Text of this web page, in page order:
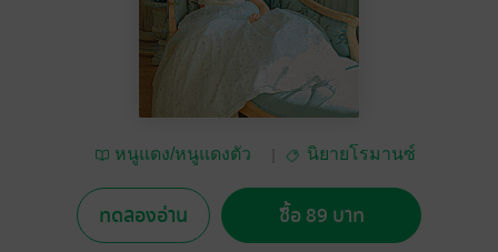
หนูแดง/หนูแดงตัว
นิยายโรมานซ์
ทดลองอ่าน ซื้อ 89 บาท